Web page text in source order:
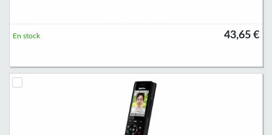
43,65 €
En stock